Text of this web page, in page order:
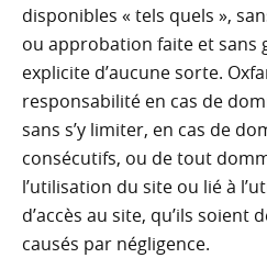
disponibles « tels quels »,
ou approbation faite et sans
explicite d’aucune sorte.
responsabilité en cas de
sans s’y limiter, en cas de
consécutifs, ou de tout
l’utilisation du site ou lié à
d’accès au site, qu’ils soient
causés par négligence.